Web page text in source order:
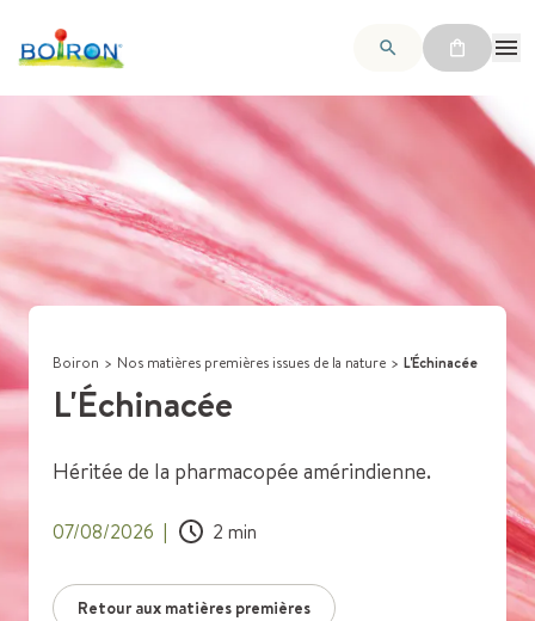
Boiron > Nos matières premières issues de la nature > L'Échinacée
L'Échinacée
Héritée de la pharmacopée amérindienne.
07/08/2026 | 2 min
Retour aux matières premières